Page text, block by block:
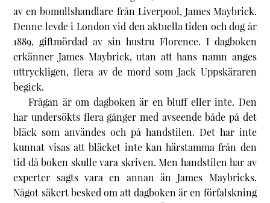
av en bomullshandlare från Liverpool, James Maybrick.
Denne levde i London vid den aktuella tiden och dog år
1889, giftmördad av sin hustru Florence. I dagboken
erkänner James Maybrick, utan att hans namn anges
uttryckligen, flera av de mord som Jack Uppskäraren
begick.
Frågan är om dagboken är en bluff eller inte. Den
har undersökts flera gånger med avseende både på det
bläck som användes och på handstilen. Det har inte
kunnat visas att bläcket inte kan härstamma från den
tid då boken skulle vara skriven. Men handstilen har av
experter sagts vara en annan än James Maybricks.
Något säkert besked om att dagboken är en förfalskning